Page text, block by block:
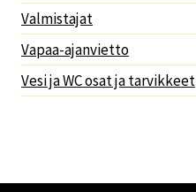
Valmistajat
Vapaa-ajanvietto
Vesi ja WC osat ja tarvikkeet